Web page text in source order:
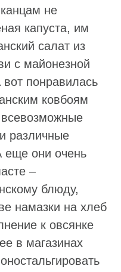
не
капуста, им
салат из
с майонезной
понравилась
ковбоям
различные
еще они очень
–
блюду,
намазки на хлеб
к овсянке
в магазинах